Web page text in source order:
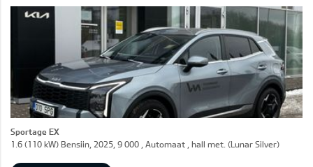
Sportage EX
1.6 (110 kW) Bensiin, 2025, 9 000 , Automaat , hall met. (Lunar Silver)